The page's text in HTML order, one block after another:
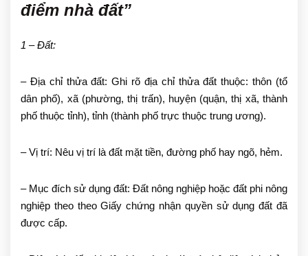
điểm nhà đất”
1 – Đất:
– Địa chỉ thửa đất: Ghi rõ địa chỉ thửa đất thuộc: thôn (tổ
dân phố), xã (phường, thị trấn), huyện (quận, thị xã, thành
phố thuộc tỉnh), tỉnh (thành phố trực thuộc trung ương).
– Vị trí: Nêu vị trí là đất mặt tiền, đường phố hay ngõ, hẻm.
– Mục đích sử dụng đất: Đất nông nghiệp hoặc đất phi nông
nghiệp theo theo Giấy chứng nhận quyền sử dụng đất đã
được cấp.